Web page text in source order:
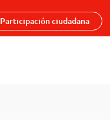
Participación ciudadana